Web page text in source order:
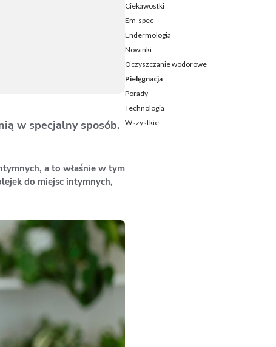
w specjalny sposób.
a to właśnie w tym
do miejsc intymnych,
Ciekawostki
Em-spec
Endermologia
Nowinki
Oczyszczanie wodorowe
Pielęgnacja
Porady
Technologia
Wszystkie